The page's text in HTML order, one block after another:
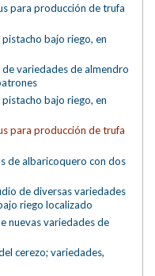
para producción de trufa
bajo riego, en
variedades de almendro
bajo riego, en
para producción de trufa
de albaricoquero con dos
de diversas variedades
riego localizado
nuevas variedades de
cerezo; variedades,